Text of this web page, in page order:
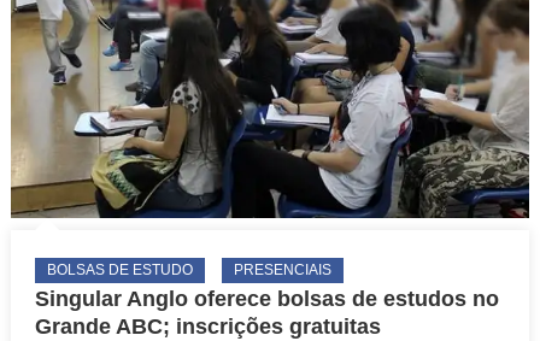
do
ensino
médio
BOLSAS DE ESTUDO PRESENCIAIS
Singular Anglo oferece bolsas de estudos no
Grande ABC; inscrições gratuitas